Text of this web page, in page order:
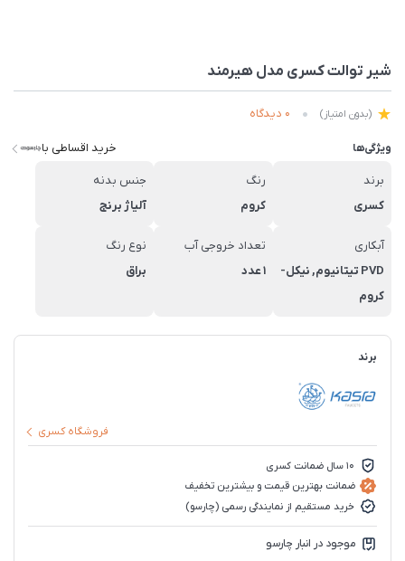
شیر توالت کسری مدل هیرمند
(بدون امتیاز) 0 دیدگاه
ویژگی‌ها خرید اقساطی با
برند
کسری
رنگ
کروم
جنس بدنه
آلیاژ برنج
آبکاری
PVD تیتانیوم, نیکل-
کروم
تعداد خروجی آب
1 عدد
نوع رنگ
براق
برند
فروشگاه کسری
10 سال ضمانت کسری
ضمانت بهترین قیمت و بیشترین تخفیف
خرید مستقیم از نمایندگی رسمی (چارسو)
موجود در انبار چارسو